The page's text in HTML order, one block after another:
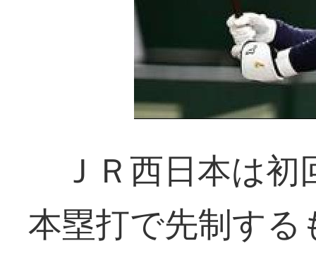
ＪＲ西日本は初
本塁打で先制す